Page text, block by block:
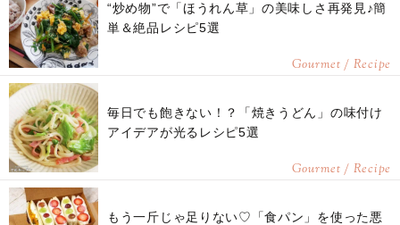
“炒め物”で「ほうれん草」の美味しさ再発見♪簡
単＆絶品レシピ5選
Gourmet / Recipe
毎日でも飽きない！？「焼きうどん」の味付け
アイデアが光るレシピ5選
Gourmet / Recipe
もう一斤じゃ足りない♡「食パン」を使った悪